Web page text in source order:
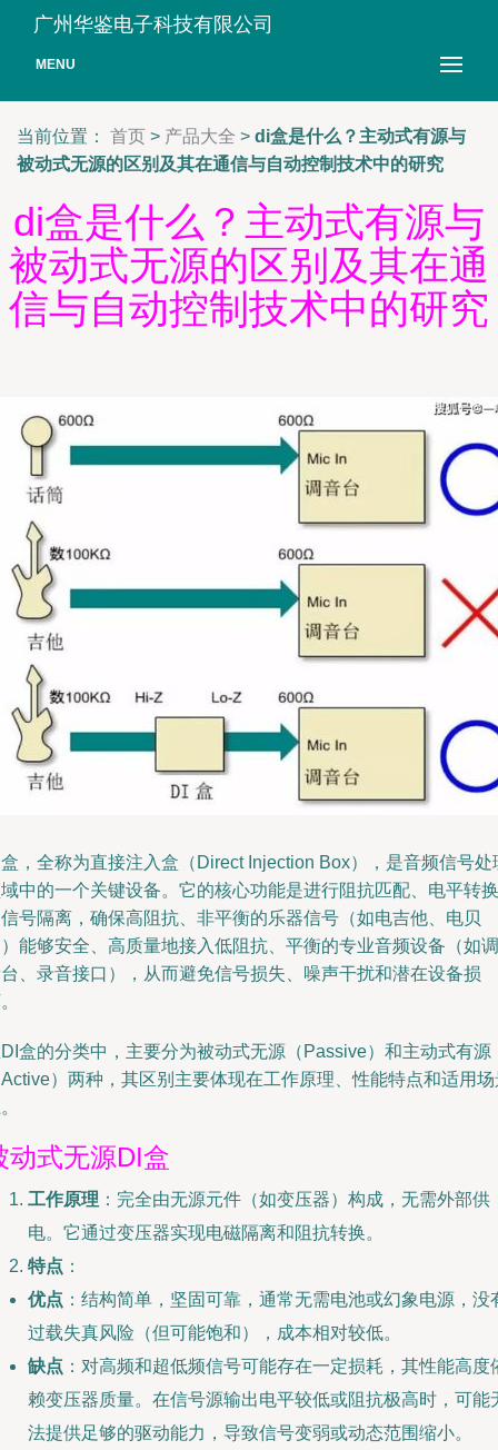
广州华鉴电子科技有限公司
MENU
当前位置： 首页 > 产品大全 > di盒是什么？主动式有源与
被动式无源的区别及其在通信与自动控制技术中的研究
di盒是什么？主动式有源与
被动式无源的区别及其在通
信与自动控制技术中的研究
，全称为直接注入盒（Direct Injection Box），是音频信号处
中的一个关键设备。它的核心功能是进行阻抗匹配、电平转换
号隔离，确保高阻抗、非平衡的乐器信号（如电吉他、电贝
能够安全、高质量地接入低阻抗、平衡的专业音频设备（如调
、录音接口），从而避免信号损失、噪声干扰和潜在设备损
盒的分类中，主要分为被动式无源（Passive）和主动式有源
）两种，其区别主要体现在工作原理、性能特点和适用场
动式无源DI盒
工作原理 ：完全由无源元件（如变压器）构成，无需外部供
电。它通过变压器实现电磁隔离和阻抗转换。
特点 ：
优点 ：结构简单，坚固可靠，通常无需电池或幻象电源，没
过载失真风险（但可能饱和），成本相对较低。
缺点 ：对高频和超低频信号可能存在一定损耗，其性能高度
赖变压器质量。在信号源输出电平较低或阻抗极高时，可能
法提供足够的驱动能力，导致信号变弱或动态范围缩小。